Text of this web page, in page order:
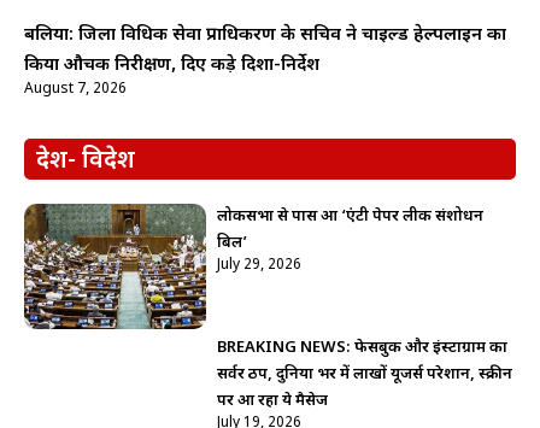
बलिया: जिला विधिक सेवा प्राधिकरण के सचिव ने चाइल्ड हेल्पलाइन का
किया औचक निरीक्षण, दिए कड़े दिशा-निर्देश
August 7, 2026
देश- विदेश
लोकसभा से पास हुआ ‘एंटी पेपर लीक संशोधन
बिल’
July 29, 2026
BREAKING NEWS: फेसबुक और इंस्टाग्राम का
सर्वर ठप, दुनिया भर में लाखों यूजर्स परेशान, स्क्रीन
पर आ रहा ये मैसेज
July 19, 2026